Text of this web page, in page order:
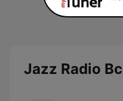
Jazz Radio